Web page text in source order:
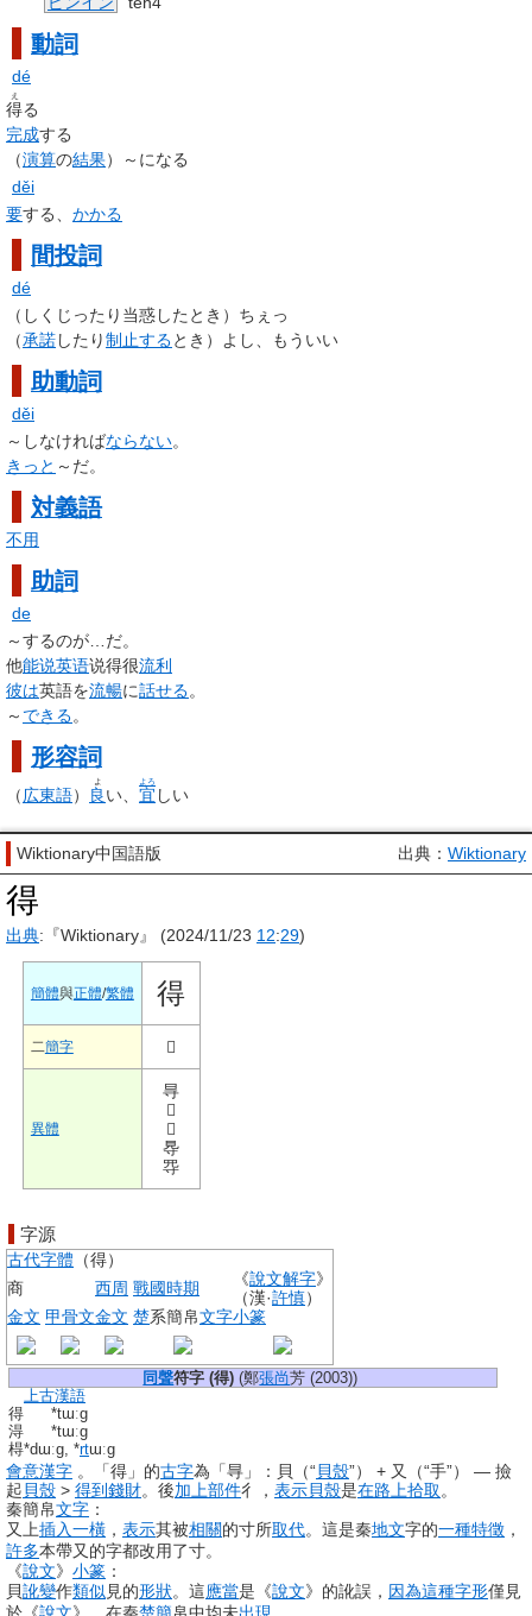
動詞
dé
得
え
る
完成する
（演算の結果）～になる
děi
要する、 かかる
間投詞
dé
（しくじったり当惑したとき）ちぇっ
（承諾したり制止するとき）よし、もういい
助動詞
děi
～しなければならない。
きっと ～だ。
対義語
不用
助詞
de
～するのが…だ。
他能说英语说得很流利
彼は英語を流暢に話せる。
～ できる。
形容詞
（広東語） 良
よ
い、 宜
よろ
しい
Wiktionary中国語版 出典： Wiktionary
得
出典:『Wiktionary』 (2024/11/23 12:29)
簡體與正體/繁體 得
二簡字 𬁟
異體
㝵
𠭁
𧴫
䙷
㝶
字源
古代字體 （得）
商
西周 戰國時期 《說文解字》
（漢·許慎）
金文 甲骨文金文 楚系簡帛文字小篆
同聲符字 (得)(鄭張尚芳 (2003))
上古漢語
得
*tɯːɡ
淂
*tɯːɡ
棏*dɯːɡ, *rtɯːɡ
會意漢字 。「得 」的古字為「㝵 」： 貝 （“貝殼”） + 又
（“手”） — 撿
起貝殼 > 得到錢財。後加上部件彳 ， 表示貝殼是在路上拾取 。
秦簡帛文字 ：
又
上插入一橫 ， 表示其被相關的寸所取代。這是秦地文字的一種特徵 ，
許多本帶又 的字都改用了寸。
《說文》 小篆 ：
貝訛變作類似 見的形狀。這應當是《說文》的訛誤， 因為這種字形僅見